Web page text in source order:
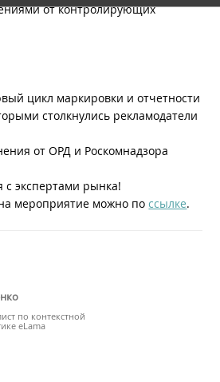
от контролирующих
цикл маркировки и отчетности
столкнулись рекламодатели
от ОРД и Роскомнадзора
с экспертами рынка!
мероприятие можно поссылке.
по контекстной
eLama